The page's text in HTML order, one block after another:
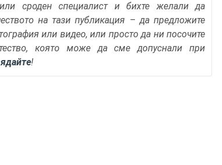
сроден специалист и бихте желали да
на тази публикация – да предложите
или видео, или просто да ни посочите
която може да сме допуснали при
!